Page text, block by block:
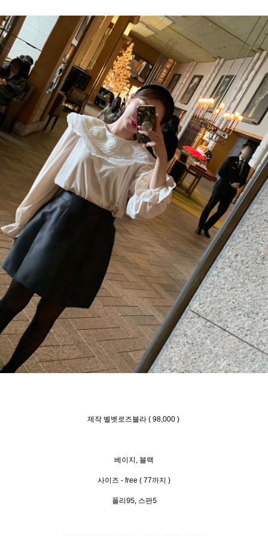
제작 벨벳로즈블라 ( 98,000 )
베이지, 블랙
사이즈 - free ( 77까지 )
폴리95, 스판5